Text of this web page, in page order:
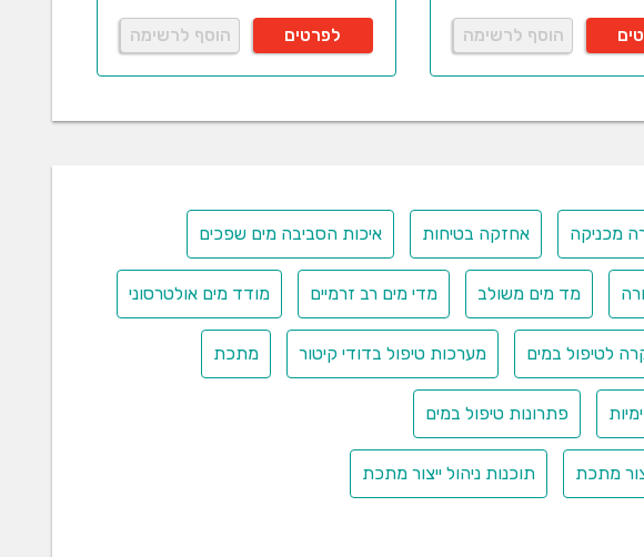
הוסף לרשימה לפרטים הוסף לרשימה
מכניקה אחזקה בטיחות איכות הסביבה מים שפכים
מד מים משולב מדי מים רב זרמיים מודד מים אולטרסוני
לטיפול במים מערכות טיפול בדודי קיטור מתכת
פתרונות טיפול במים
מתכת תוכנות ניהול ייצור מתכת